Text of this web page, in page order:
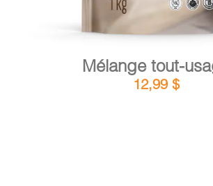
Mélange tout-
12,99 $